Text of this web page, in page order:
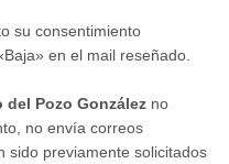
su consentimiento
en el mail reseñado.
del Pozo González no
no envía correos
sido previamente solicitados